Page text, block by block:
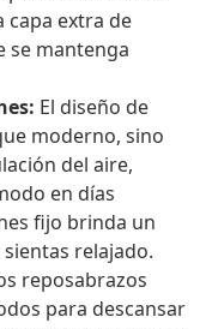
capa extra de
se mantenga
El diseño de
moderno, sino
del aire,
en días
fijo brinda un
relajado.
reposabrazos
para descansar